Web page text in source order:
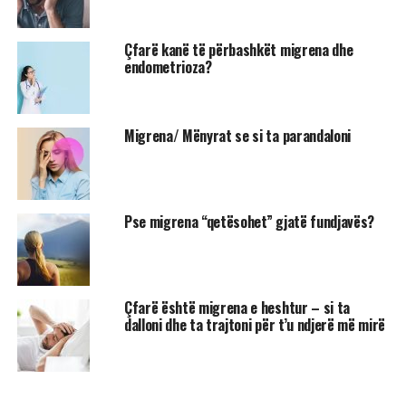
Çfarë kanë të përbashkët migrena dhe
endometrioza?
Migrena/ Mënyrat se si ta parandaloni
Pse migrena “qetësohet” gjatë fundjavës?
Çfarë është migrena e heshtur – si ta
dalloni dhe ta trajtoni për t’u ndjerë më mirë